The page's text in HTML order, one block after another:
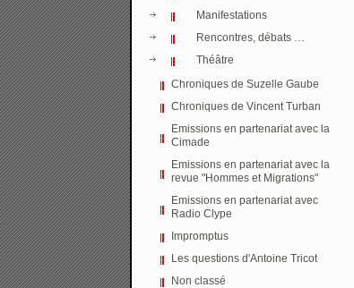
Manifestations
Rencontres, débats …
Théâtre
Chroniques de Suzelle Gaube
Chroniques de Vincent Turban
Emissions en partenariat avec la
Cimade
Emissions en partenariat avec la
revue "Hommes et Migrations"
Emissions en partenariat avec
Radio Clype
Impromptus
Les questions d'Antoine Tricot
Non classé